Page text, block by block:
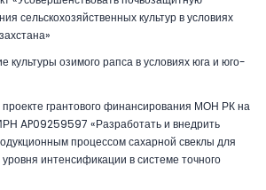
сельскохозяйственных культур в условиях
озимого рапса в условиях юга и юго-
грантового финансирования МОН РК на
AP09259597 «Разработать и внедрить
процессом сахарной свеклы для
интенсификации в системе точного